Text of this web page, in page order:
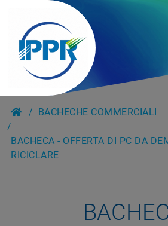
BACHECHE COMMERCIALI
BACHECA - OFFERTA DI PC DA
RICICLARE